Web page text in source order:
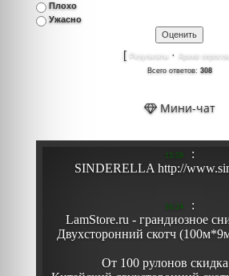
Плохо
Ужасно
[ Результаты · Архив опросов
Всего ответов: 308
Мини-чат